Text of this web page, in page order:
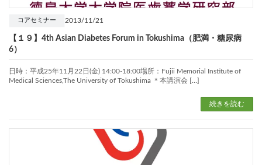
2013/11/21
コアセミナー
【１９】4th Asian Diabetes Forum in Tokushima（肥満・糖尿病
6）
日時：平成25年11月22日(金) 14:00-18:00場所：Fujii Memorial Institute of
Medical Sciences,The University of Tokushima ＊本講演会 […]
続きを読む